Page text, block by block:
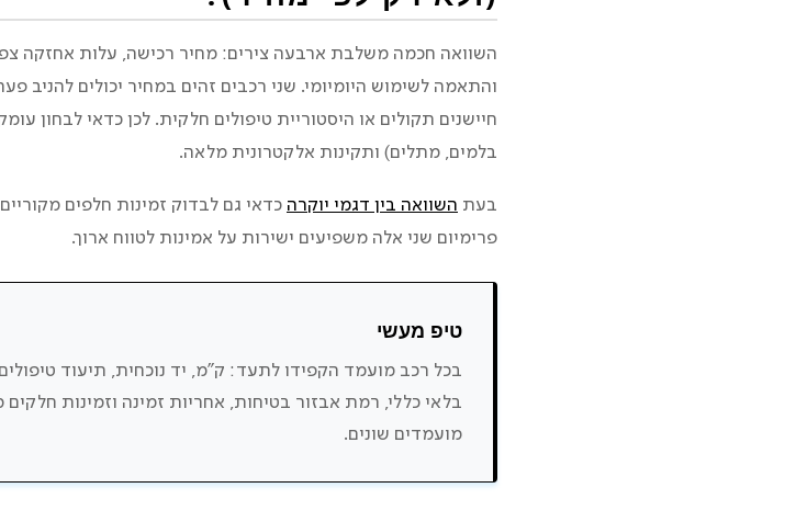
טעויות נפוצות במימון רכב יוקרה יד שנייה
השוואה חכמה משלבת ארבעה צירים: מחיר רכישה, עלות אחזקה
והתאמה לשימוש היומיומי. שני רכבים זהים במחיר יכולים להניב
חיישנים תקולים או היסטוריית טיפולים חלקית. לכן כדאי לבחון
בלמים, מתלים) ותקינות אלקטרונית מלאה.
בעת השוואה בין דגמי יוקרה כדאי גם לבדוק זמינות חלפים
פרימיום שני אלה משפיעים ישירות על אמינות לטווח ארוך.
טיפ מעשי
בכל רכב מועמד הקפידו לתעד: ק”מ, יד נוכחית, תיעוד
בלאי כללי, רמת אבזור בטיחות, אחריות זמינה וזמינות חלקים
מועמדים שונים.